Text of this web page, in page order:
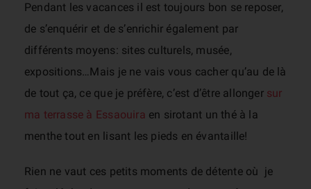
Pendant les vacances il est toujours bon se reposer,
de s’enquérir et de s’enrichir également par
différents moyens: sites culturels, musée,
expositions…Mais je ne vais vous cacher qu’au de là
de tout ça, ce que je préfère, c’est d’être allonger sur
ma terrasse à Essaouira en sirotant un thé à la
menthe tout en lisant les pieds en évantaille!
Rien ne vaut ces petits moments de détente où je